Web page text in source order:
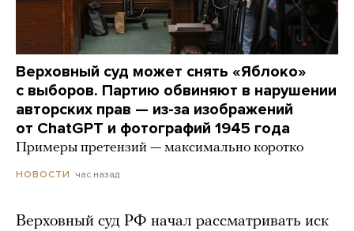
Верховный суд может снять «Яблоко»
с выборов. Партию обвиняют в нарушении
авторских прав — из-за изображений
от ChatGPT и фотографий 1945 года
Примеры претензий — максимально коротко
НОВОСТИ час назад
Верховный суд РФ начал рассматривать иск